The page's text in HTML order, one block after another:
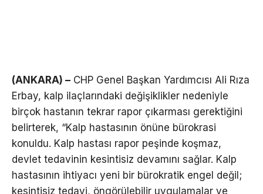
(ANKARA) – CHP Genel Başkan Yardımcısı Ali Rıza
Erbay, kalp ilaçlarındaki değişiklikler nedeniyle
birçok hastanın tekrar rapor çıkarması gerektiğini
belirterek, “Kalp hastasının önüne bürokrasi
konuldu. Kalp hastası rapor peşinde koşmaz,
devlet tedavinin kesintisiz devamını sağlar. Kalp
hastasının ihtiyacı yeni bir bürokratik engel değil;
kesintisiz tedavi, öngörülebilir uygulamalar ve